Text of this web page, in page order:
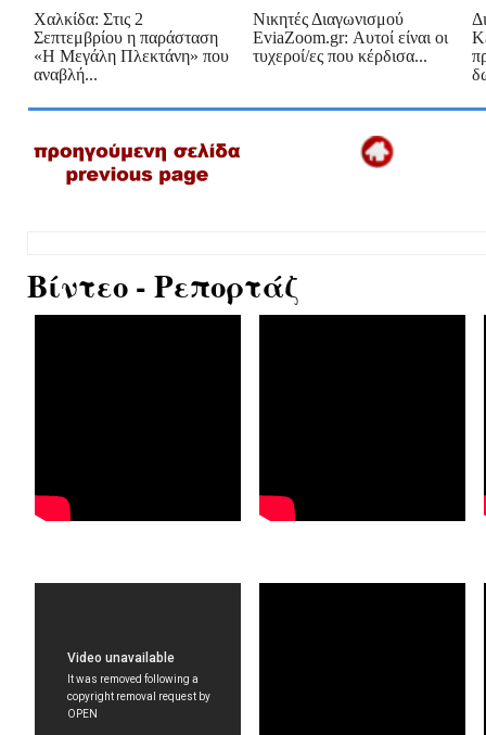
Χαλκίδα: Στις 2
Σεπτεμβρίου η παράσταση
«Η Μεγάλη Πλεκτάνη» που
αναβλή...
Νικητές Διαγωνισμού
EviaZoom.gr: Αυτοί είναι οι
τυχεροί/ες που κέρδισα...
Βίντεο - Ρεπορτάζ